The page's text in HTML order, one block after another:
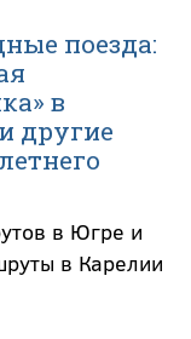
поезда:
в
другие
в Югре и
в Карелии